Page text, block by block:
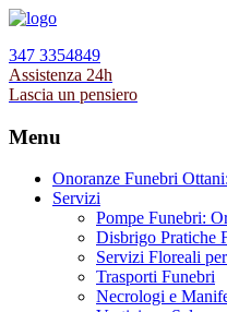
347 3354849
Assistenza 24h
Lascia un pensiero
Menu
Onoranze Funebri
Servizi
Pompe Funebri:
Disbrigo Pratiche
Servizi Floreali
Trasporti Funebri
Necrologi e